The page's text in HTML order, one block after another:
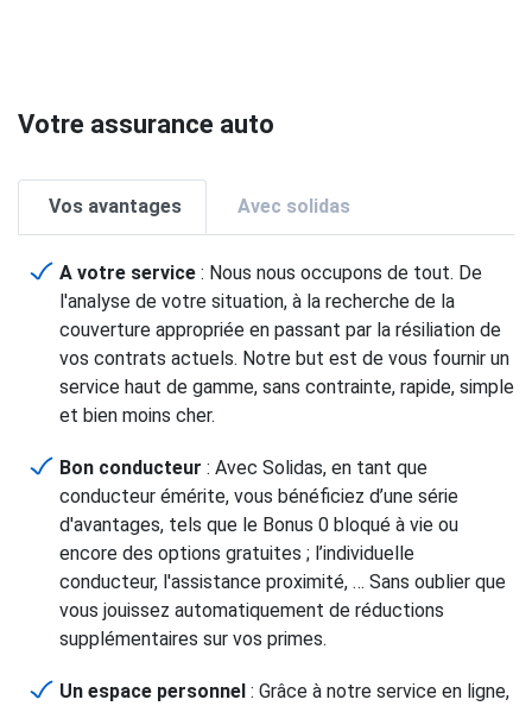
Votre assurance auto
Vos avantages Avec solidas
A votre service : Nous nous occupons de tout. De
l'analyse de votre situation, à la recherche de la
couverture appropriée en passant par la résiliation de
vos contrats actuels. Notre but est de vous fournir un
service haut de gamme, sans contrainte, rapide, simple
et bien moins cher.
Bon conducteur : Avec Solidas, en tant que
conducteur émérite, vous bénéficiez d’une série
d'avantages, tels que le Bonus 0 bloqué à vie ou
encore des options gratuites ; l’individuelle
conducteur, l'assistance proximité, … Sans oublier que
vous jouissez automatiquement de réductions
supplémentaires sur vos primes.
Un espace personnel : Grâce à notre service en ligne,